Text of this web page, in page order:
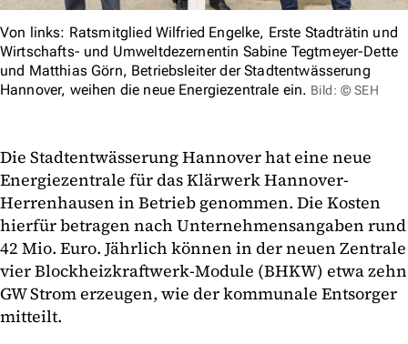
Von links: Ratsmitglied Wilfried Engelke, Erste Stadträtin und
Wirtschafts- und Umweltdezernentin Sabine Tegtmeyer-Dette
und Matthias Görn, Betriebsleiter der Stadtentwässerung
Hannover, weihen die neue Energiezentrale ein. Bild: © SEH
Die Stadtentwässerung Hannover hat eine neue
Energiezentrale für das Klärwerk Hannover-
Herrenhausen in Betrieb genommen. Die Kosten
hierfür betragen nach Unternehmensangaben rund
42 Mio. Euro. Jährlich können in der neuen Zentrale
vier Blockheizkraftwerk-Module (BHKW) etwa zehn
GW Strom erzeugen, wie der kommunale Entsorger
mitteilt.